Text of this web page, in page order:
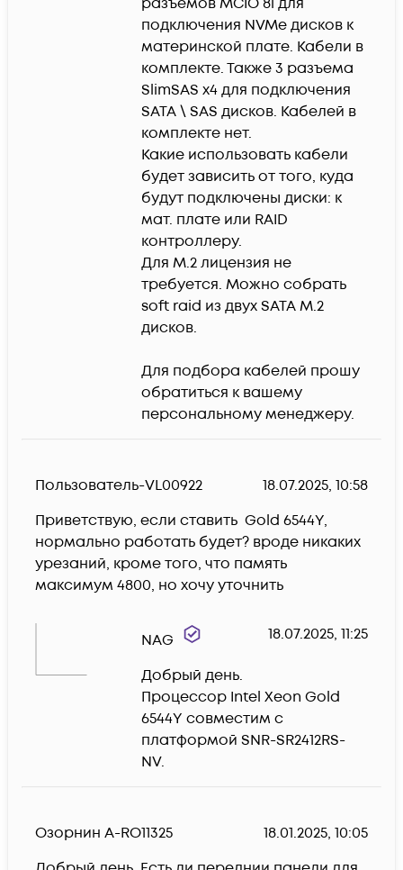
подключения NVMe дисков к
материнской плате. Кабели в
комплекте. Также 3 разъема
SlimSAS x4 для подключения
SATA \ SAS дисков. Кабелей в
комплекте нет.
Какие использовать кабели
будет зависить от того, куда
будут подключены диски: к
мат. плате или RAID
контроллеру.
Для M.2 лицензия не
требуется. Можно собрать
soft raid из двух SATA M.2
дисков.
Для подбора кабелей прошу
обратиться к вашему
персональному менеджеру.
Пользователь-VL00922
18.07.2025, 10:58
Приветствую, если ставить  Gold 6544Y,
нормально работать будет? вроде никаких
урезаний, кроме того, что память
максимум 4800, но хочу уточнить
NAG 18.07.2025, 11:25
Добрый день.
Процессор Intel Xeon Gold
6544Y совместим с
платформой SNR-SR2412RS-
NV.
Озорнин А-RO11325
18.01.2025, 10:05